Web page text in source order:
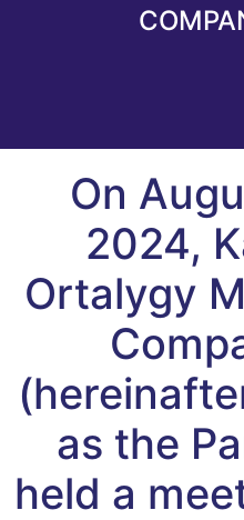
On
2024,
Ortalygy
as the
held a